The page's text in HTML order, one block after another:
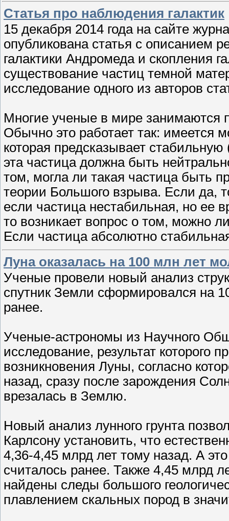
Статья про наблюдения галактик
15 декабря 2014 года на сайте
опубликована статья с описанием
галактики Андромеда и скопления
существование частиц темной
исследование одного из авторов
Многие ученые в мире занимаются
Обычно это работает так: имеется
которая предсказывает
эта частица должна быть
том, могла ли такая частица быть
теории Большого взрыва. Если да,
если частица нестабильная, но ее
то возникает вопрос о том, можно
Если частица абсолютно
Луна оказалась на 100 млн лет
Ученые провели новый анализ
спутник Земли сформировался на
ранее.
Ученые-астрономы из Научного
исследование, результат которого
возникновения Луны, согласно
назад, сразу после зарождения
врезалась в Землю.
Новый анализ лунного грунта
Карлсону установить, что
4,36-4,45 млрд лет тому назад. А
считалось ранее. Также 4,45 млрд
найдены следы большого
плавлением скальных пород в